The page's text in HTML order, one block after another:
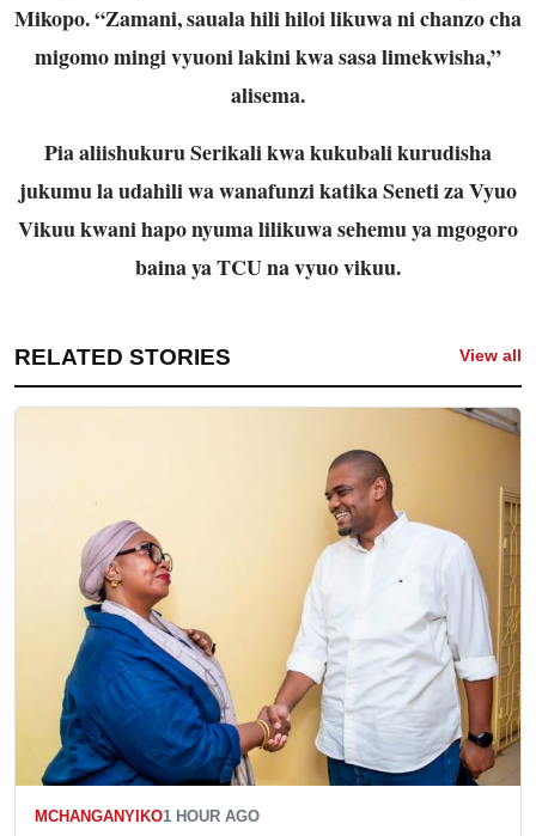
Mikopo. “Zamani, sauala hili hiloi likuwa ni chanzo cha
migomo mingi vyuoni lakini kwa sasa limekwisha,”
alisema.
Pia aliishukuru Serikali kwa kukubali kurudisha
jukumu la udahili wa wanafunzi katika Seneti za Vyuo
Vikuu kwani hapo nyuma lilikuwa sehemu ya mgogoro
baina ya TCU na vyuo vikuu.
RELATED STORIES View all
MCHANGANYIKO1 HOUR AGO